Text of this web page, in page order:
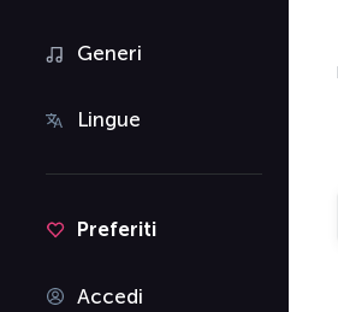
Generi
Lingue
Preferiti
Accedi